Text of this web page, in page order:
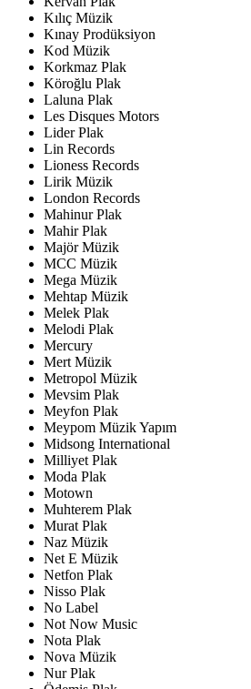
Kılıç Müzik
Kınay Prodüksiyon
Kod Müzik
Korkmaz Plak
Köroğlu Plak
Laluna Plak
Les Disques Motors
Lider Plak
Lin Records
Lioness Records
Lirik Müzik
London Records
Mahinur Plak
Mahir Plak
Majör Müzik
MCC Müzik
Mega Müzik
Mehtap Müzik
Melek Plak
Melodi Plak
Mercury
Mert Müzik
Metropol Müzik
Mevsim Plak
Meyfon Plak
Meypom Müzik Yapım
Midsong International
Milliyet Plak
Moda Plak
Motown
Muhterem Plak
Murat Plak
Naz Müzik
Net E Müzik
Netfon Plak
Nisso Plak
No Label
Not Now Music
Nota Plak
Nova Müzik
Nur Plak